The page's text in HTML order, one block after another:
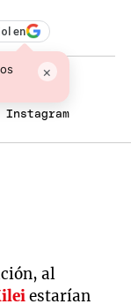
en
×
al
estarían